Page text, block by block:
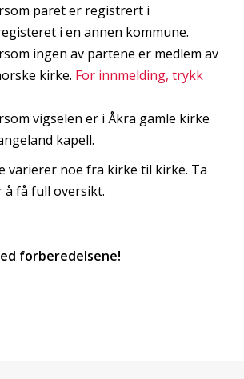
paret er registrert i
i en annen kommune.
ingen av partene er medlem av
kirke. For innmelding, trykk
vigselen er i Åkra gamle kirke
kapell.
varierer noe fra kirke til kirke. Ta
få full oversikt.
forberedelsene!